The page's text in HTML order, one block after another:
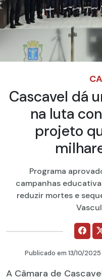
Cascavel dá
na luta
projeto
Programa
campanhas
reduzir mortes e
Publicado em 13/10/2025
A Câmara de